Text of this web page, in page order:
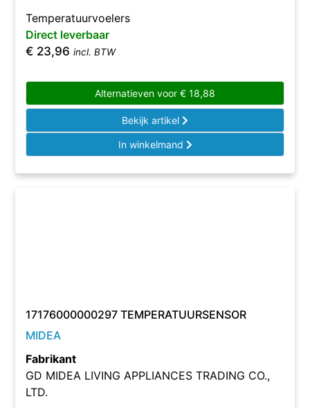
Temperatuurvoelers
Direct leverbaar
€ 23,96 incl. BTW
Alternatieven voor € 18,88
Bekijk artikel
In winkelmand
17176000000297 TEMPERATUURSENSOR
MIDEA
Fabrikant
GD MIDEA LIVING APPLIANCES TRADING CO.,
LTD.